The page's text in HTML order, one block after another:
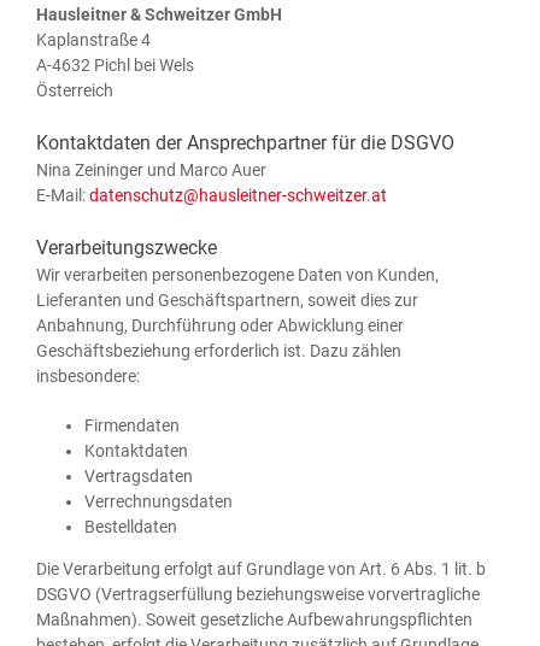
Haus­leit­ner & Schweit­zer GmbH
Kaplan­stra­ße 4
A‑4632 Pichl bei Wels
Österreich
Kontaktdaten der Ansprechpartner für die DSGVO
Nina Zei­nin­ger und Mar­co Auer
E‑Mail:datenschutz@hausleitner-schweitzer.at
Verarbeitungszwecke
Wir ver­ar­bei­ten per­so­nen­be­zo­ge­ne Daten von Kun­den,
Lie­fe­ran­ten und Geschäfts­part­nern, soweit dies zur
Anbah­nung, Durch­füh­rung oder Abwick­lung einer
Geschäfts­be­zie­hung erfor­der­lich ist. Dazu zäh­len
insbesondere:
Fir­men­da­ten
Kon­takt­da­ten
Ver­trags­da­ten
Ver­rech­nungs­da­ten
Bestell­da­ten
Die Ver­ar­bei­tung erfolgt auf Grund­la­ge von Art. 6 Abs. 1 lit. b
DSGVO (Ver­trags­er­fül­lung bezie­hungs­wei­se vor­ver­trag­li­che
Maß­nah­men). Soweit gesetz­li­che Auf­be­wah­rungs­pflich­ten